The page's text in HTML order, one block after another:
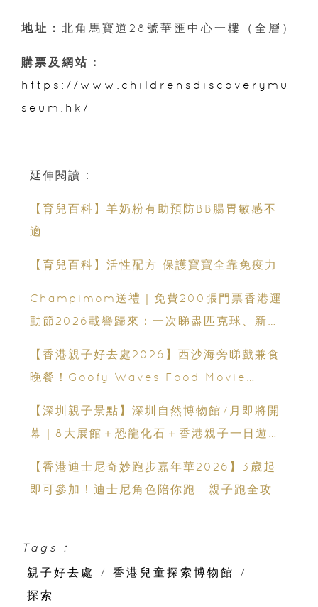
地址： 北角馬寶道28號華匯中心一樓（全層）
購票及網站：
https://www.childrensdiscoverymu
seum.hk/
延伸閱讀 :
【育兒百科】羊奶粉有助預防BB腸胃敏感不
適
【育兒百科】活性配方 保護寶寶全靠免疫力
Champimom送禮｜免費200張門票香港運
動節2026載譽歸來：一次睇盡匹克球、新興
【香港親子好去處2026】西沙海旁睇戲兼食
晚餐！Goofy Waves Food Movie
【深圳親子景點】深圳自然博物館7月即將開
幕｜8大展館＋恐龍化石＋香港親子一日遊推
【香港迪士尼奇妙跑步嘉年華2026】3歲起
即可參加！迪士尼角色陪你跑 親子跑全攻略
Tags :
親子好去處
/ 香港兒童探索博物館
/
探索